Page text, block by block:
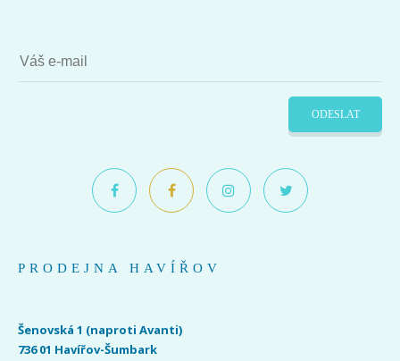
ODESLAT
PRODEJNA HAVÍŘOV
Šenovská 1 (naproti Avanti)
736 01 Havířov-Šumbark